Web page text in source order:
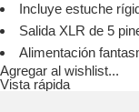
Incluye estuche
Salida XLR de 5
Alimentación
Agregar al wishlist...
Vista rápida